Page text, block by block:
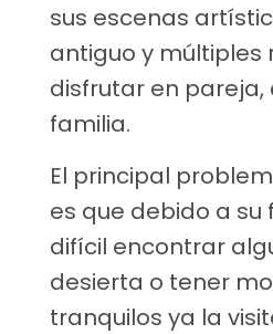
sus escenas
antiguo y múltiples
disfrutar en pareja,
familia.
El principal
es que debido a su
difícil encontrar
desierta o tener
tranquilos ya la